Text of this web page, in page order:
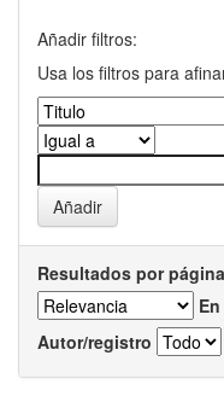
Añadir filtros:
Usa los filtros para
Resultados por página
Autor/registro